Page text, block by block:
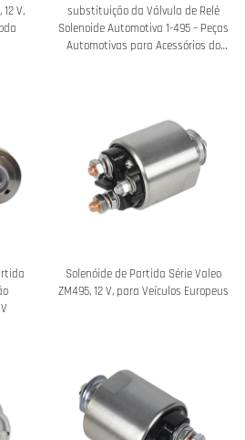
V,
substituição da Válvula de Relé
Solenoide Automotiva 1-495 – Peças
Automotivas para Acessórios do
Solenóide de Partida Série Valeo
ZM495, 12 V, para Veículos Europeus